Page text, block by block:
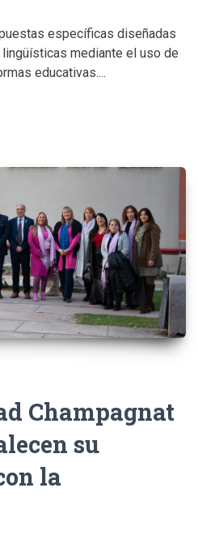
específicas diseñadas
mediante el uso de
educativas....
Champagnat
su
la